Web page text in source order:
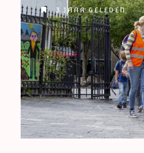
3 JAAR GELEDEN